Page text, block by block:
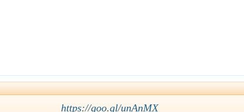
https://goo.gl/unAnMX